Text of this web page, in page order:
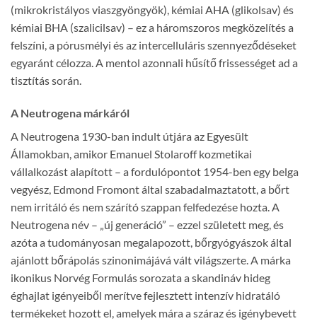
(mikrokristályos viaszgyöngyök), kémiai AHA (glikolsav) és
kémiai BHA (szalicilsav) – ez a háromszoros megközelítés a
felszíni, a pórusmélyi és az intercelluláris szennyeződéseket
egyaránt célozza. A mentol azonnali hűsítő frissességet ad a
tisztítás során.
A Neutrogena márkáról
A Neutrogena 1930-ban indult útjára az Egyesült
Államokban, amikor Emanuel Stolaroff kozmetikai
vállalkozást alapított – a fordulópontot 1954-ben egy belga
vegyész, Edmond Fromont által szabadalmaztatott, a bőrt
nem irritáló és nem szárító szappan felfedezése hozta. A
Neutrogena név – „új generáció” – ezzel született meg, és
azóta a tudományosan megalapozott, bőrgyógyászok által
ajánlott bőrápolás szinonimájává vált világszerte. A márka
ikonikus Norvég Formulás sorozata a skandináv hideg
éghajlat igényeiből merítve fejlesztett intenzív hidratáló
termékeket hozott el, amelyek mára a száraz és igénybevett